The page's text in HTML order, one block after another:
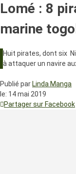
Lomé : 8
marine
Huit pirates, dont six
à attaquer un navire
Publié par Linda Manga
le: 14 mai 2019
Partager sur Facebook